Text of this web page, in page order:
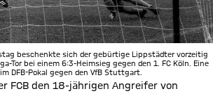
beschenkte sich der gebürtige Lippstädter vorzeitig
Tor bei einem 6:3-Heimsieg gegen den 1. FC Köln. Eine
DFB-Pokal gegen den VfB Stuttgart.
FCB den 18-jährigen Angreifer von